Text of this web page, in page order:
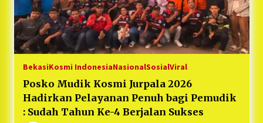
BekasiKosmi IndonesiaNasionalSosialViral
Posko Mudik Kosmi Jurpala 2026
Hadirkan Pelayanan Penuh bagi Pemudik
: Sudah Tahun Ke-4 Berjalan Sukses